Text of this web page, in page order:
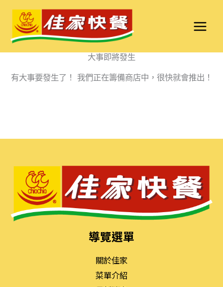
要
大事即將發生
有大事要發生了！ 我們正在籌備商店中，很快就會推出！
導覽選單
關於佳家
菜單介紹